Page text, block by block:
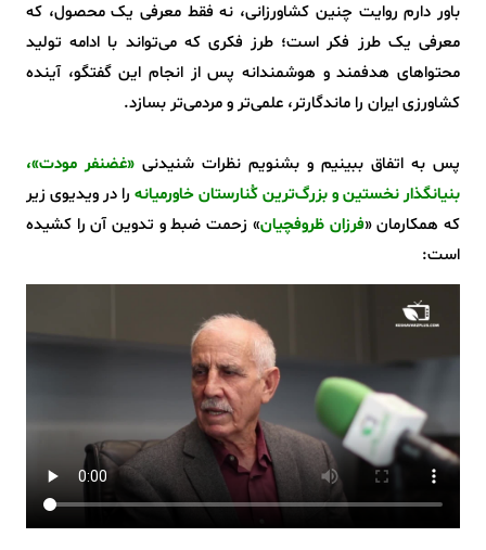
باور دارم روایت چنین کشاورزانی، نه فقط معرفی یک محصول، که
معرفی یک طرز فکر است؛ طرز فکری که می‌تواند با ادامه تولید
محتواهای هدفمند و هوشمندانه پس از انجام این گفتگو، آینده
کشاورزی ایران را ماندگارتر، علمی‌تر و مردمی‌تر بسازد.
پس به اتفاق ببینیم و بشنویم نظرات شنیدنی «غضنفر مودت»،
بنیانگذار نخستین و بزرگ‌ترین کُنارستان خاورمیانه را در ویدیوی زیر
که همکارمان «فرزان ظروفچیان» زحمت ضبط و تدوین آن را کشیده
است: